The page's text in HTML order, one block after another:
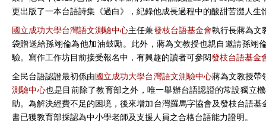
更出版了一本台語詩集《過白》，紀錄他成長過程中的酸甜苦澀人生
國立成功大學台灣語文測驗中心主任兼發枝台語基金會執行長蔣為文
袋贈送給孫翊倫為他加油鼓勵。此外，蔣為文教授也親自邀請孫翊
驗。寫作工作坊目前接受報名中，有興趣的讀者可參閱發枝台語基金
全民台語認證最初係由 國立成功大學台灣語文測驗中心蔣為文教授帶
測驗中心也是目前除了教育部之外，唯一舉辦台語認證的常設獨立
助。為解決經費不足的困境，後來增加台灣羅馬字協會及發枝台語
書已獲教育部採認為中小學老師及支援人員之合格台語能力證明。